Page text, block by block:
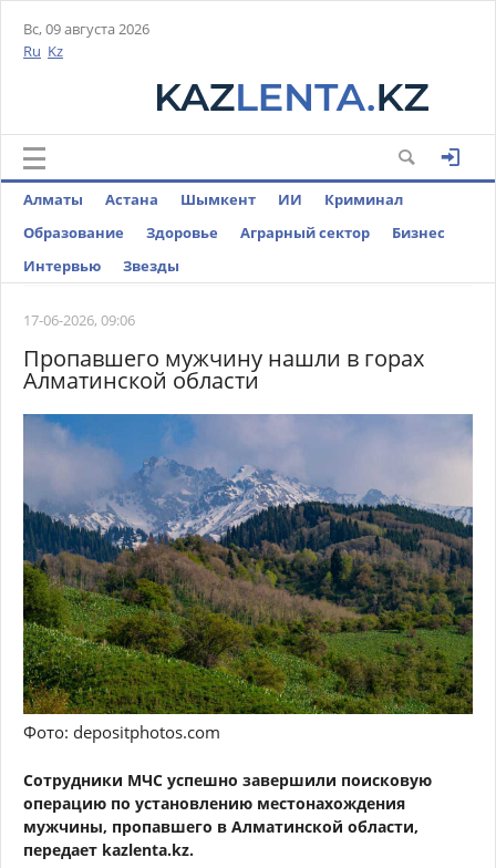
Вс, 09 августа 2026
Ru Kz
Алматы Астана Шымкент ИИ
Криминал
Образование
Здоровье Аграрный сектор
Бизнес
Интервью
Звезды
17-06-2026, 09:06
Пропавшего мужчину нашли в горах
Алматинской области
Фото: depositphotos.com
Сотрудники МЧС успешно завершили поисковую
операцию по установлению местонахождения
мужчины, пропавшего в Алматинской области,
передает kazlenta.kz.